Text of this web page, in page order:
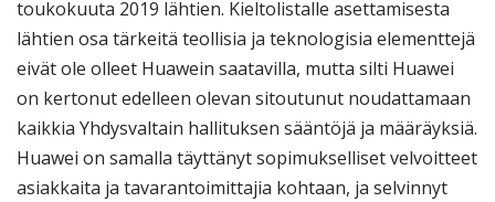
toukokuuta 2019 lähtien. Kieltolistalle asettamisesta
lähtien osa tärkeitä teollisia ja teknologisia elementtejä
eivät ole olleet Huawein saatavilla, mutta silti Huawei
on kertonut edelleen olevan sitoutunut noudattamaan
kaikkia Yhdysvaltain hallituksen sääntöjä ja määräyksiä.
Huawei on samalla täyttänyt sopimukselliset velvoitteet
asiakkaita ja tavarantoimittajia kohtaan, ja selvinnyt